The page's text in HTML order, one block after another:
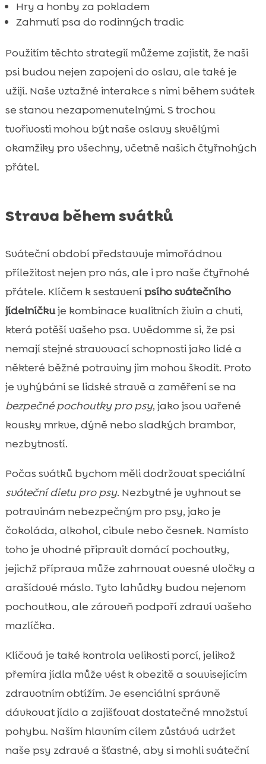
Hry a honby za pokladem
Zahrnutí psa do rodinných tradic
Použitím těchto strategií můžeme zajistit, že naši
psi budou nejen zapojeni do oslav, ale také je
užijí. Naše vztažné interakce s nimi během svátek
se stanou nezapomenutelnými. S trochou
tvořivosti mohou být naše oslavy skvělými
okamžiky pro všechny, včetně našich čtyřnohých
přátel.
Strava během svátků
Sváteční období představuje mimořádnou
příležitost nejen pro nás, ale i pro naše čtyřnohé
přátele. Klíčem k sestavenípsího svátečního
jídelníčkuje kombinace kvalitních živin a chuti,
která potěší vašeho psa. Uvědomme si, že psi
nemají stejné stravovací schopnosti jako lidé a
některé běžné potraviny jim mohou škodit. Proto
je vyhýbání se lidské stravě a zaměření se na
bezpečné pochoutky pro psy, jako jsou vařené
kousky mrkve, dýně nebo sladkých brambor,
nezbytností.
Počas svátků bychom měli dodržovat speciální
sváteční dietu pro psy. Nezbytné je vyhnout se
potravinám nebezpečným pro psy, jako je
čokoláda, alkohol, cibule nebo česnek. Namísto
toho je vhodné připravit domácí pochoutky,
jejichž příprava může zahrnovat ovesné vločky a
arašídové máslo. Tyto lahůdky budou nejenom
pochoutkou, ale zároveň podpoří zdraví vašeho
mazlíčka.
Klíčová je také kontrola velikosti porcí, jelikož
přemíra jídla může vést k obezitě a souvisejícím
zdravotním obtížím. Je esenciální správně
dávkovat jídlo a zajišťovat dostatečné množství
pohybu. Naším hlavním cílem zůstává udržet
naše psy zdravé a šťastné, aby si mohli sváteční